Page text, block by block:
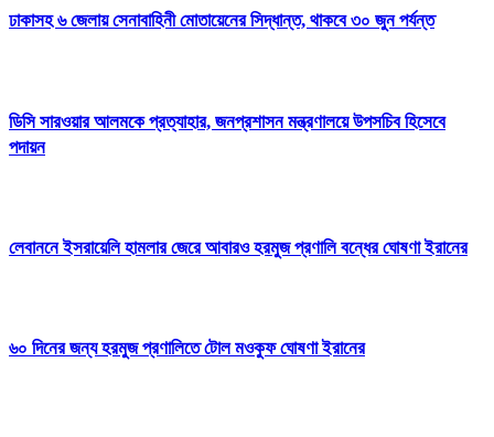
ঢাকাসহ ৬ জেলায় সেনাবাহিনী মোতায়েনের সিদ্ধান্ত, থাকবে ৩০ জুন পর্যন্ত
ডিসি সারওয়ার আলমকে প্রত্যাহার, জনপ্রশাসন মন্ত্রণালয়ে উপসচিব হিসেবে
পদায়ন
লেবাননে ইসরায়েলি হামলার জেরে আবারও হরমুজ প্রণালি বন্ধের ঘোষণা ইরানের
৬০ দিনের জন্য হরমুজ প্রণালিতে টোল মওকুফ ঘোষণা ইরানের